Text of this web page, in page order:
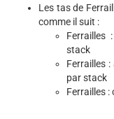
Les tas de
comme il suit :
Ferrailles
stack
Ferrailles
par stack
Ferrailles